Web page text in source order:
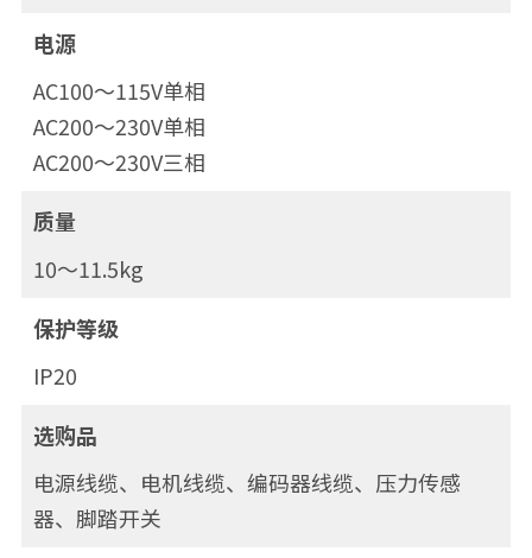
电源
AC100～115V单相
AC200～230V单相
AC200～230V三相
质量
10～11.5kg
保护等级
IP20
选购品
电源线缆、电机线缆、编码器线缆、压力传感
器、脚踏开关